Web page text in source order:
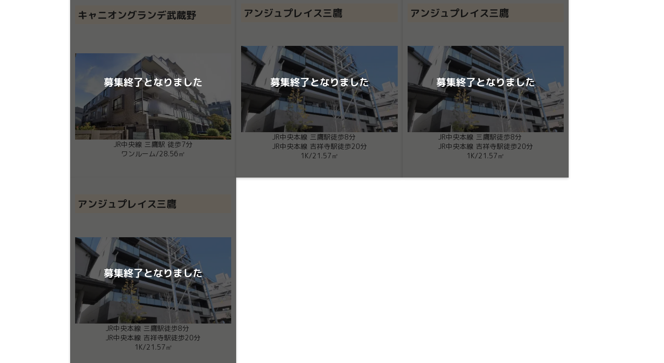
キャニオングランデ武蔵野
JR中央線 三鷹駅 徒歩7分
ワンルーム/28.56㎡
募集終了となりました
アンジュプレイス三鷹
JR中央本線 三鷹駅徒歩8分
JR中央本線 吉祥寺駅徒歩20分
1K/21.57㎡
募集終了となりました
アンジュプレイス三鷹
JR中央本線 三鷹駅徒歩8分
JR中央本線 吉祥寺駅徒歩20分
1K/21.57㎡
募集終了となりました
アンジュプレイス三鷹
JR中央本線 三鷹駅徒歩8分
JR中央本線 吉祥寺駅徒歩20分
1K/21.57㎡
募集終了となりました